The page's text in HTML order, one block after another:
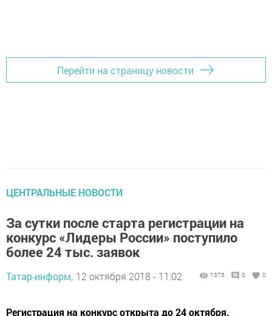
Перейти на страницу новости
ЦЕНТРАЛЬНЫЕ НОВОСТИ
За сутки после старта регистрации на
конкурс «Лидеры России» поступило
более 24 тыс. заявок
Татар-информ, 12 октября 2018 - 11:02 1375 0 0
Регистрация на конкурс открыта до 24 октября.